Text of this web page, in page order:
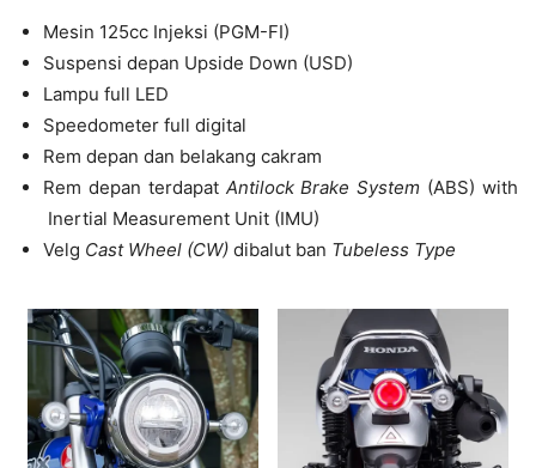
Mesin 125cc Injeksi (PGM-FI)
Suspensi depan Upside Down (USD)
Lampu full LED
Speedometer full digital
Rem depan dan belakang cakram
Rem depan terdapat Antilock Brake System (ABS) with
Inertial Measurement Unit (IMU)
Velg Cast Wheel (CW) dibalut ban Tubeless Type